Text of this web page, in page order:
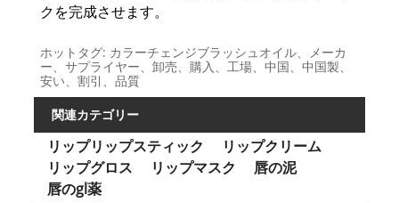
クを完成させます。
ホットタグ: カラーチェンジブラッシュオイル、メーカ
ー、サプライヤー、卸売、購入、工場、中国、中国製、
安い、割引、品質
関連カテゴリー
リップリップスティック
リップクリーム
リップグロス
リップマスク
唇の泥
唇のgl薬